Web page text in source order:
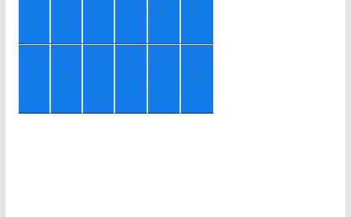
1
8°
2
0°
2
1°
1°
2°
2°
+
7°
+
8°
+
1
0°
+1
1°
+1
2°
+1
4°